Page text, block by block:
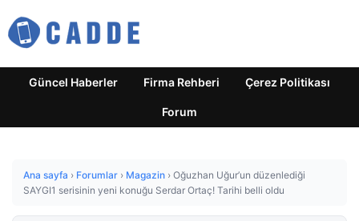
Güncel Haberler Firma Rehberi Çerez Politikası
Forum
Ana sayfa › Forumlar › Magazin › Oğuzhan Uğur’un düzenlediği
SAYGI1 serisinin yeni konuğu Serdar Ortaç! Tarihi belli oldu